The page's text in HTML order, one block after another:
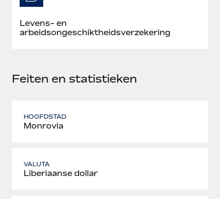
Levens- en
arbeidsongeschiktheidsverzekering
Feiten en statistieken
HOOFDSTAD
Monrovia
VALUTA
Liberiaanse dollar